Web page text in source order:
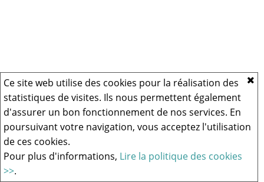
Ce site web utilise des cookies pour la réalisation des
statistiques de visites. Ils nous permettent également
d'assurer un bon fonctionnement de nos services. En
poursuivant votre navigation, vous acceptez l'utilisation
de ces cookies.
Pour plus d'informations, Lire la politique des cookies
>>.